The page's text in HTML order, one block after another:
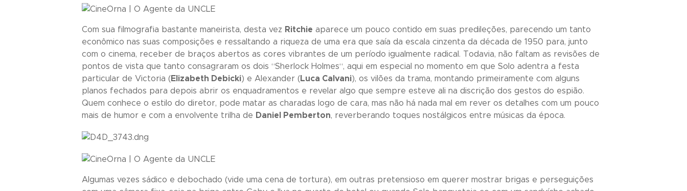
Com sua filmografia bastante maneirista, desta vez Ritchie aparece um pouco contido em suas predileções, parecendo um tanto
econômico nas suas composições e ressaltando a riqueza de uma era que saía da escala cinzenta da década de 1950 para, junto
com o cinema, receber de braços abertos as cores vibrantes de um período igualmente radical. Todavia, não faltam as revisões de
pontos de vista que tanto consagraram os dois “Sherlock Holmes“, aqui em especial no momento em que Solo adentra a festa
particular de Victoria (Elizabeth Debicki) e Alexander (Luca Calvani), os vilões da trama, montando primeiramente com alguns
planos fechados para depois abrir os enquadramentos e revelar algo que sempre esteve ali na discrição dos gestos do espião.
Quem conhece o estilo do diretor, pode matar as charadas logo de cara, mas não há nada mal em rever os detalhes com um pouco
mais de humor e com a envolvente trilha de Daniel Pemberton, reverberando toques nostálgicos entre músicas da época.
Algumas vezes sádico e debochado (vide uma cena de tortura), em outras pretensioso em querer mostrar brigas e perseguições